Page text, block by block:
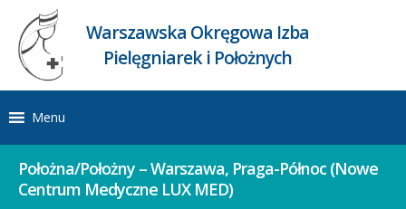
Warszawska Okręgowa Izba
Pielęgniarek i Położnych
Menu
Położna/Położny – Warszawa, Praga-Północ (Nowe
Centrum Medyczne LUX MED)